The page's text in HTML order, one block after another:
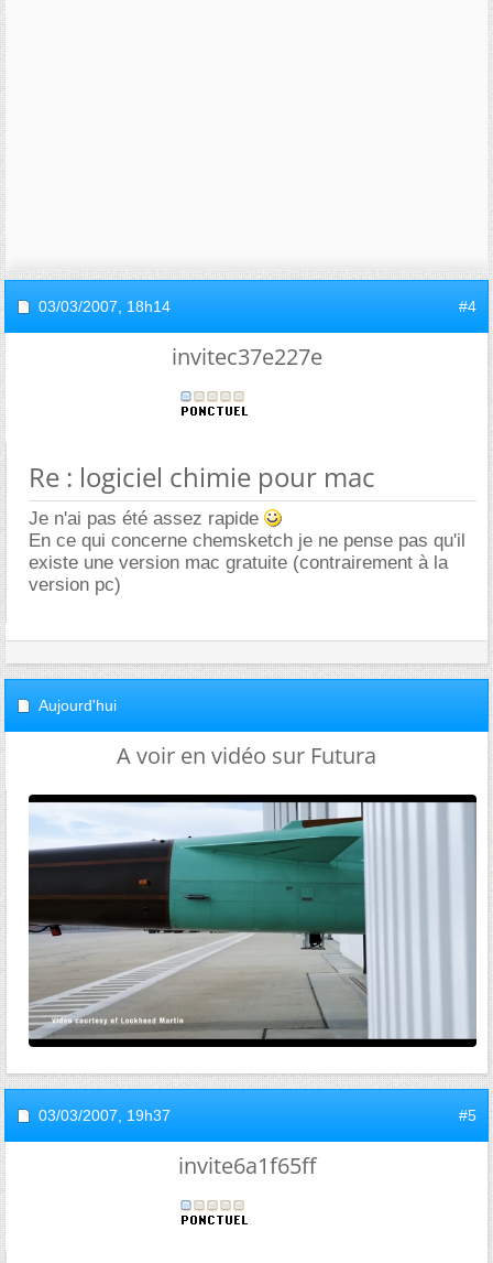
03/03/2007, 18h14 #4
invitec37e227e
Re : logiciel chimie pour mac
Je n'ai pas été assez rapide
En ce qui concerne chemsketch je ne pense pas qu'il
existe une version mac gratuite (contrairement à la
version pc)
Aujourd'hui
A voir en vidéo sur Futura
03/03/2007, 19h37 #5
invite6a1f65ff